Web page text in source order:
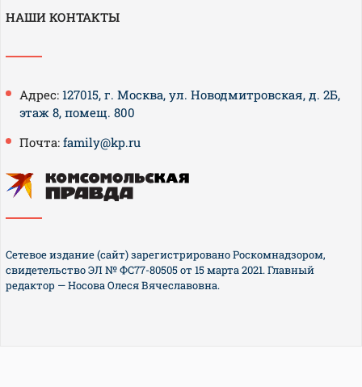
НАШИ КОНТАКТЫ
Адрес: 127015, г. Москва, ул. Новодмитровская, д. 2Б,
этаж 8, помещ. 800
Почта: family@kp.ru
Сетевое издание (сайт) зарегистрировано Роскомнадзором,
свидетельство ЭЛ № ФС77-80505 от 15 марта 2021. Главный
редактор — Носова Олеся Вячеславовна.